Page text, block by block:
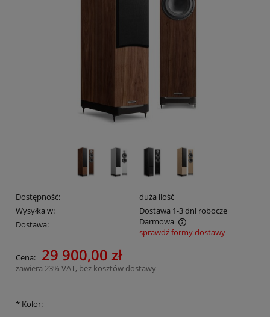
Dostępność:
duża ilość
Wysyłka w:
Dostawa 1-3 dni robocze
Dostawa:
Darmowa
Cena nie zawiera ewentualnych kosztów płatności
sprawdź formy dostawy
Cena: 29 900,00 zł
zawiera 23% VAT, bez kosztów dostawy
* Kolor: